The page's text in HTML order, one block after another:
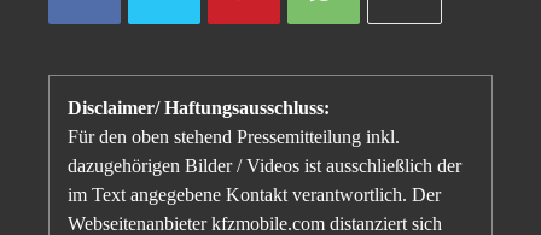
Disclaimer/ Haftungsausschluss:
Für den oben stehend Pressemitteilung inkl.
dazugehörigen Bilder / Videos ist ausschließlich der
im Text angegebene Kontakt verantwortlich. Der
Webseitenanbieter kfzmobile.com distanziert sich